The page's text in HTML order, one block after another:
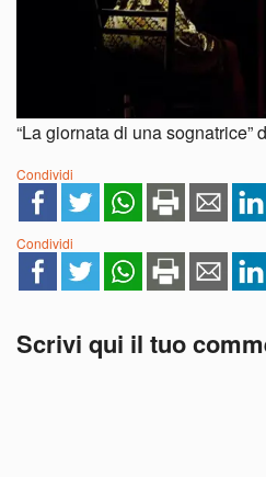
“La giornata di una sognatrice”
Condividi
Condividi
Scrivi qui il tuo